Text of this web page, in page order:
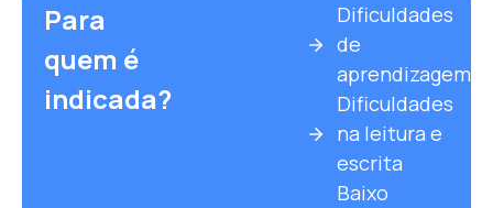
Para
quem é
indicada?
Dificuldades
de
aprendizagem
Dificuldades
na leitura e
escrita
Baixo